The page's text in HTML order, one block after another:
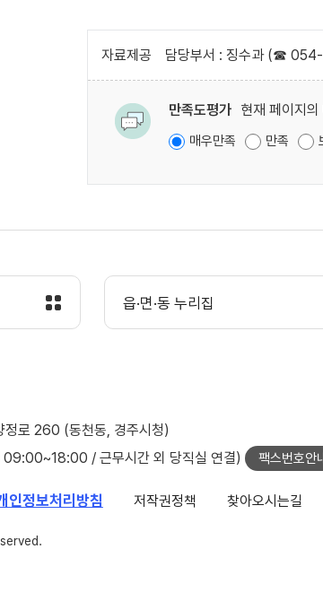
자료제공 담당부서 : 징수과 (☎
만족도평가 현재 페이지
매우만족 만족
읍·면·동 누리집
로 260 (동천동, 경주시청)
/ 근무시간 외 당직실 연결) 팩스번호안
인정보처리방침 저작권정책 찾아오시는길